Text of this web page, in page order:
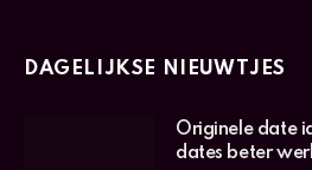
DAGELIJKSE NIEUWTJES
Originele date
dates beter